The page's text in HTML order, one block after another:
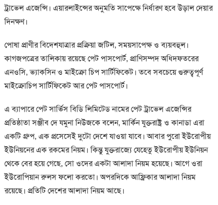
ট্রাভেল এজেন্সি। এয়ারলাইন্সের অনুমতি সাপেক্ষে নির্ধারণ হবে উড়াল দেয়ার
দিনক্ষণ।
পোষা প্রাণীর বিদেশযাত্রার প্রক্রিয়া জটিল, সময়সাপেক্ষ ও ব্যয়বহুল।
কাগজপত্রের তালিকায় রয়েছে পেট পাসপোর্ট, প্রাণিসম্পদ অধিদফতরের
এনওসি, ভ্যাকসিন ও মাইক্রো চিপ সার্টিফিকেট। তবে সবচেয়ে গুরুত্বপূর্ণ
মাইক্রোচিপ সার্টিফিকেট আর পেট পাসপোর্ট।
এ ব্যাপারে পেট সার্ভিস বিডি লিমিটেড নামের পেট ট্রাভেল এজেন্সির
প্রতিষ্ঠাতা সঞ্জীব দে যমুনা নিউজকে বলেন, মার্কিন যুক্তরাষ্ট্র ও কানাডা এরা
একটি গ্রুপ, এক প্রসেসেই দুটো দেশে যাওয়া যাবে। আবার পুরো ইউরোপীয়
ইউনিয়নের এক রকমের নিয়ম। কিন্তু যুক্তরাজ্যে যেহেতু ইউরোপীয় ইউনিয়ন
থেকে বের হয়ে গেছে, সো ওদের একটা আলাদা নিয়ম হয়েছে। আগে ওরা
ইউরোপিয়ান রুলস ফলো করতো। অপরদিকে আফ্রিকার আলাদা নিয়ম
রয়েছে। প্রতিটি দেশের আলাদা নিয়ম আছে।